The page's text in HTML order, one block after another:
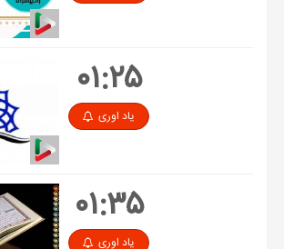
۰۱:۲۵
یاد اوری
۰۱:۳۵
یاد اوری